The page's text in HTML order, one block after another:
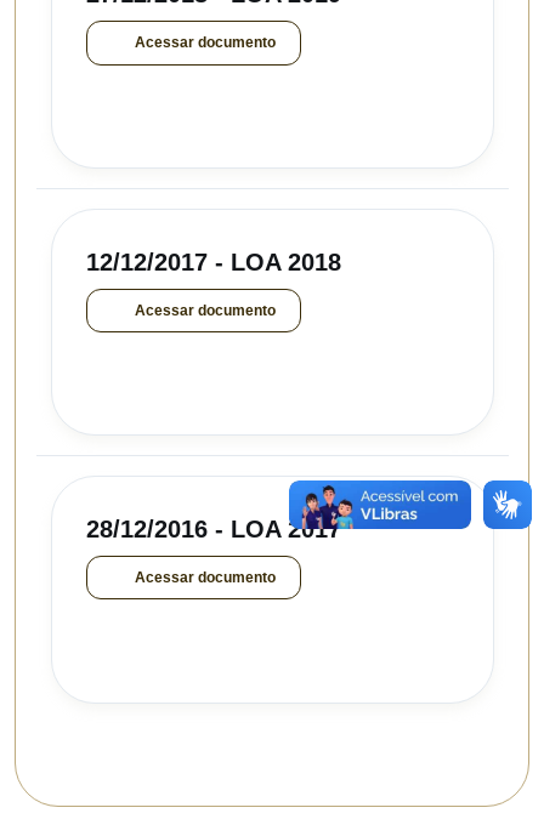
Acessar documento
12/12/2017 - LOA 2018
Acessar documento
28/12/2016 - LOA 2017
Acessar documento